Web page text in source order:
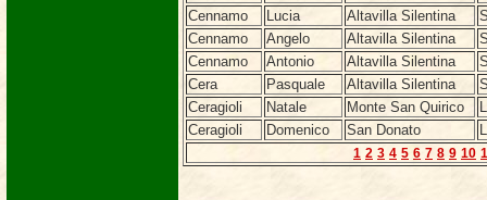
Cennamo
Lucia Altavilla Silentina
Cennamo
Angelo Altavilla Silentina
Cennamo
Antonio Altavilla Silentina
Cera
Pasquale Altavilla Silentina
Ceragioli
Natale Monte San Quirico
Ceragioli
Domenico San Donato
1 2 3 4 5 6 7 8 9 10